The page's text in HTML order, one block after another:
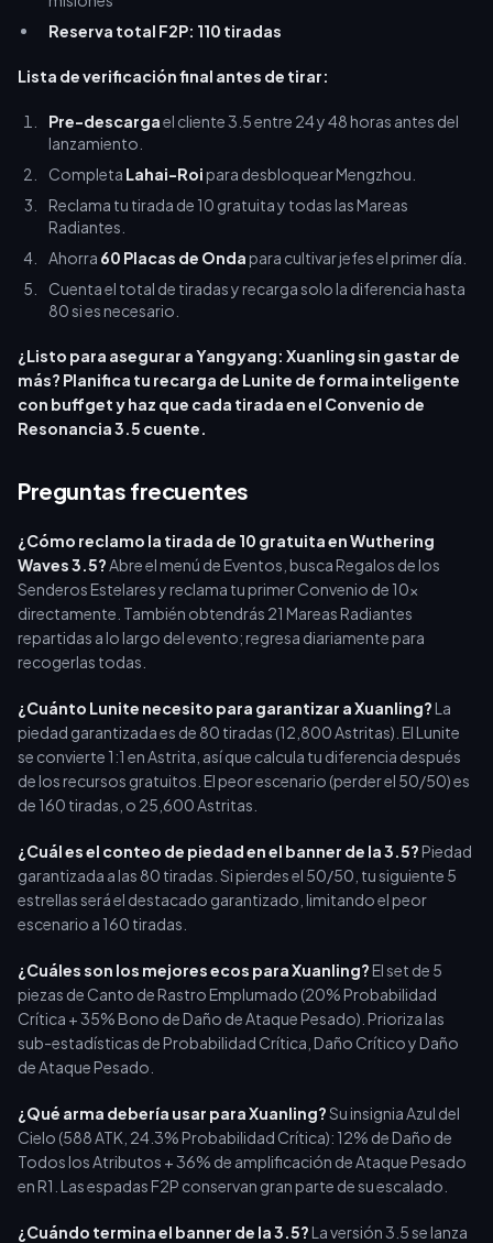
Reserva total F2P: 110 tiradas
Lista de verificación final antes de tirar:
Pre-descargael cliente 3.5 entre 24 y 48 horas antes del
lanzamiento.
Completa Lahai-Roipara desbloquear Mengzhou.
Reclama tu tirada de 10 gratuita y todas las Mareas
Radiantes.
Ahorra 60 Placas de Ondapara cultivar jefes el primer día.
Cuenta el total de tiradas y recarga solo la diferencia hasta
80 si es necesario.
¿Listo para asegurar a Yangyang: Xuanling sin gastar de
más? Planifica tu recarga de Lunite de forma inteligente
con buffget y haz que cada tirada en el Convenio de
Resonancia 3.5 cuente.
Preguntas frecuentes
¿Cómo reclamo la tirada de 10 gratuita en Wuthering
Waves 3.5?Abre el menú de Eventos, busca Regalos de los
Senderos Estelares y reclama tu primer Convenio de 10x
directamente. También obtendrás 21 Mareas Radiantes
repartidas a lo largo del evento; regresa diariamente para
recogerlas todas.
¿Cuánto Lunite necesito para garantizar a Xuanling?La
piedad garantizada es de 80 tiradas (12,800 Astritas). El Lunite
se convierte 1:1 en Astrita, así que calcula tu diferencia después
de los recursos gratuitos. El peor escenario (perder el 50/50) es
de 160 tiradas, o 25,600 Astritas.
¿Cuál es el conteo de piedad en el banner de la 3.5?Piedad
garantizada a las 80 tiradas. Si pierdes el 50/50, tu siguiente 5
estrellas será el destacado garantizado, limitando el peor
escenario a 160 tiradas.
¿Cuáles son los mejores ecos para Xuanling?El set de 5
piezas de Canto de Rastro Emplumado (20% Probabilidad
Crítica + 35% Bono de Daño de Ataque Pesado). Prioriza las
sub-estadísticas de Probabilidad Crítica, Daño Crítico y Daño
de Ataque Pesado.
¿Qué arma debería usar para Xuanling?Su insignia Azul del
Cielo (588 ATK, 24.3% Probabilidad Crítica): 12% de Daño de
Todos los Atributos + 36% de amplificación de Ataque Pesado
en R1. Las espadas F2P conservan gran parte de su escalado.
¿Cuándo termina el banner de la 3.5?La versión 3.5 se lanza